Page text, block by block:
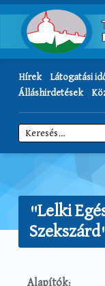
Hírek
Látogatási
Álláshirdetések
Keresés:
"Lelki
Alapítók: